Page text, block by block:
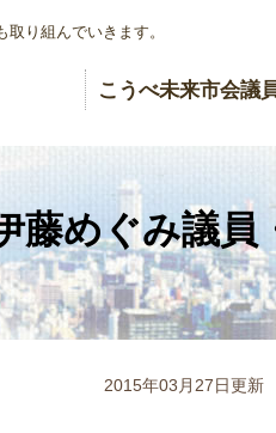
り組んでいきます。
こうべ未来市会議
藤めぐみ議員
2015年03月27日更新